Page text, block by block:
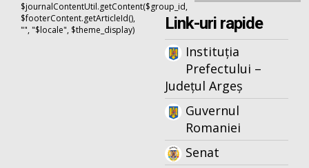
$journalContentUtil.getContent($group_id,
$footerContent.getArticleId(),
"", "$locale", $theme_display)
Link-uri rapide
Instituția
Prefectului –
Județul Argeș
Guvernul
Romaniei
Senat